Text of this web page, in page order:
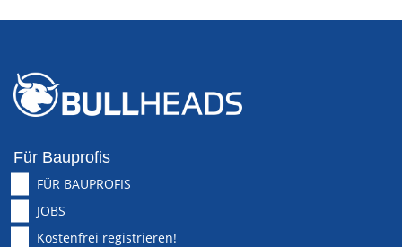
Für Bauprofis
FÜR BAUPROFIS
JOBS
Kostenfrei registrieren!